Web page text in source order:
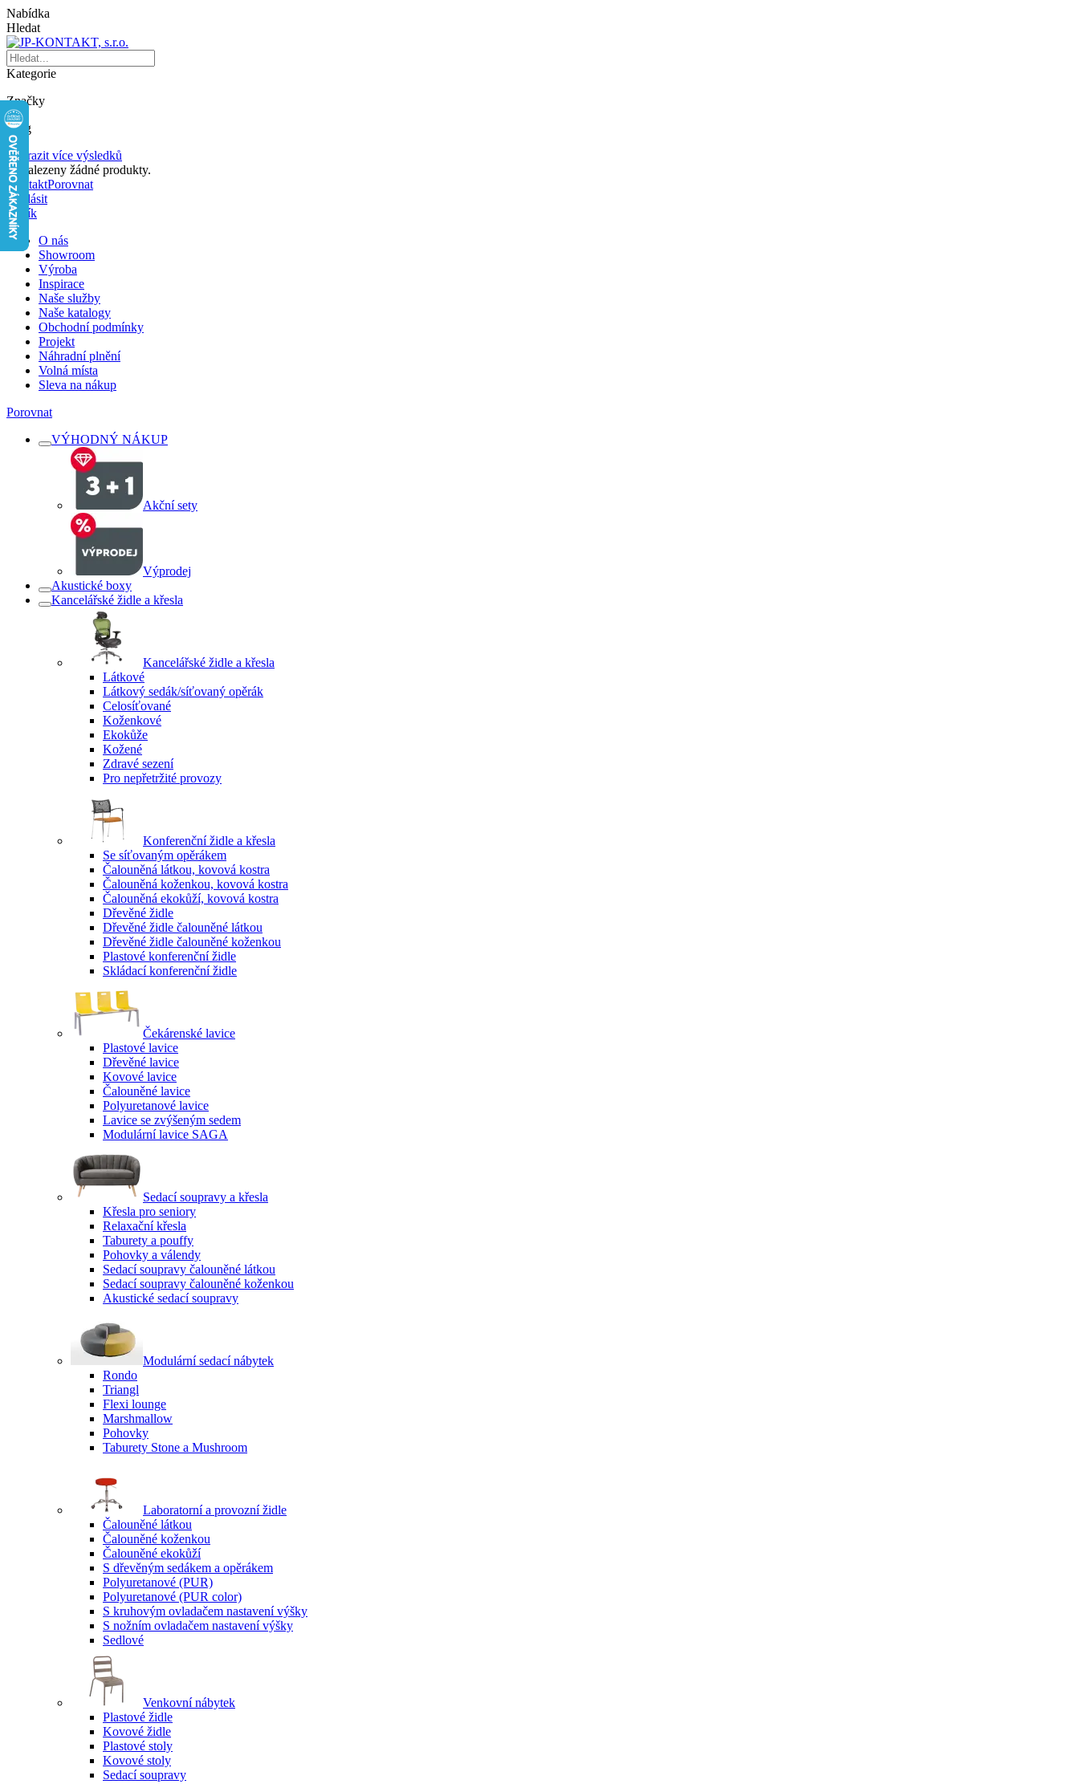
Nabídka
Hledat
Kategorie
Značky
Blog
Zobrazit více výsledků
Nenalezeny žádné produkty.
KontaktPorovnat
Přihlásit
Košík
O nás
Showroom
Výroba
Inspirace
Naše služby
Naše katalogy
Obchodní podmínky
Projekt
Náhradní plnění
Volná místa
Sleva na nákup
Porovnat
VÝHODNÝ NÁKUP
Akční sety
Výprodej
Akustické boxy
Kancelářské židle a křesla
Kancelářské židle a křesla
Látkové
Látkový sedák/síťovaný opěrák
Celosíťované
Koženkové
Ekokůže
Kožené
Zdravé sezení
Pro nepřetržité provozy
Konferenční židle a křesla
Se síťovaným opěrákem
Čalouněná látkou, kovová kostra
Čalouněná koženkou, kovová kostra
Čalouněná ekokůží, kovová kostra
Dřevěné židle
Dřevěné židle čalouněné látkou
Dřevěné židle čalouněné koženkou
Plastové konferenční židle
Skládací konferenční židle
Čekárenské lavice
Plastové lavice
Dřevěné lavice
Kovové lavice
Čalouněné lavice
Polyuretanové lavice
Lavice se zvýšeným sedem
Modulární lavice SAGA
Sedací soupravy a křesla
Křesla pro seniory
Relaxační křesla
Taburety a pouffy
Pohovky a válendy
Sedací soupravy čalouněné látkou
Sedací soupravy čalouněné koženkou
Akustické sedací soupravy
Modulární sedací nábytek
Rondo
Triangl
Flexi lounge
Marshmallow
Pohovky
Taburety Stone a Mushroom
Laboratorní a provozní židle
Čalouněné látkou
Čalouněné koženkou
Čalouněné ekokůží
S dřevěným sedákem a opěrákem
Polyuretanové (PUR)
Polyuretanové (PUR color)
S kruhovým ovladačem nastavení výšky
S nožním ovladačem nastavení výšky
Sedlové
Venkovní nábytek
Plastové židle
Kovové židle
Plastové stoly
Kovové stoly
Sedací soupravy